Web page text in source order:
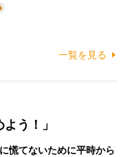
一覧を見る
う！」
慌てないために平時から